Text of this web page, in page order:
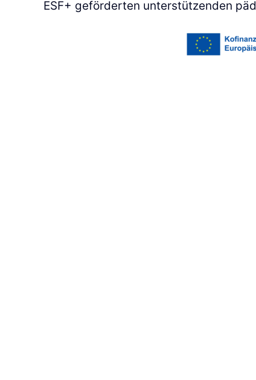
ESF+ geför­der­ten unter­stüt­zen­den